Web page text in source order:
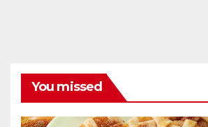
You missed